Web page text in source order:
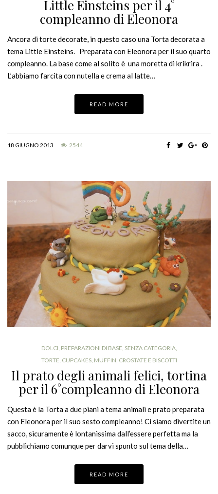
Little Einsteins per il 4°
compleanno di Eleonora
Ancora di torte decorate, in questo caso una Torta decorata a
tema Little Einsteins. Preparata con Eleonora per il suo quarto
compleanno. La base come al solito è una moretta di krikrira .
L’abbiamo farcita con nutella e crema al latte…
READ MORE
18 GIUGNO 2013 2544
DOLCI, PREPARAZIONI DI BASE, SENZA CATEGORIA,
TORTE, CUPCAKES, MUFFIN, CROSTATE E BISCOTTI
Il prato degli animali felici, tortina
per il 6°compleanno di Eleonora
Questa è la Torta a due piani a tema animali e prato preparata
con Eleonora per il suo sesto compleanno! Ci siamo divertite un
sacco, sicuramente è lontanissima dall’essere perfetta ma la
pubblichiamo comunque per darvi spunto sul tema della…
READ MORE